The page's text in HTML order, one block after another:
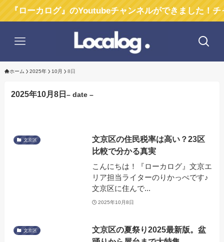
ーカログ』のYoutubeチャンネルができました！チャン
ホーム 2025年 10月 8日
2025年10月8日– date –
文京区
文京区の住民税率は高い？23区
比較で分かる真実
こんにちは！『ローカログ』文京エ
リア担当ライターのりかっぺです♪
文京区に住んで...
2025年10月8日
文京区
文京区の夏祭り2025最新版。盆